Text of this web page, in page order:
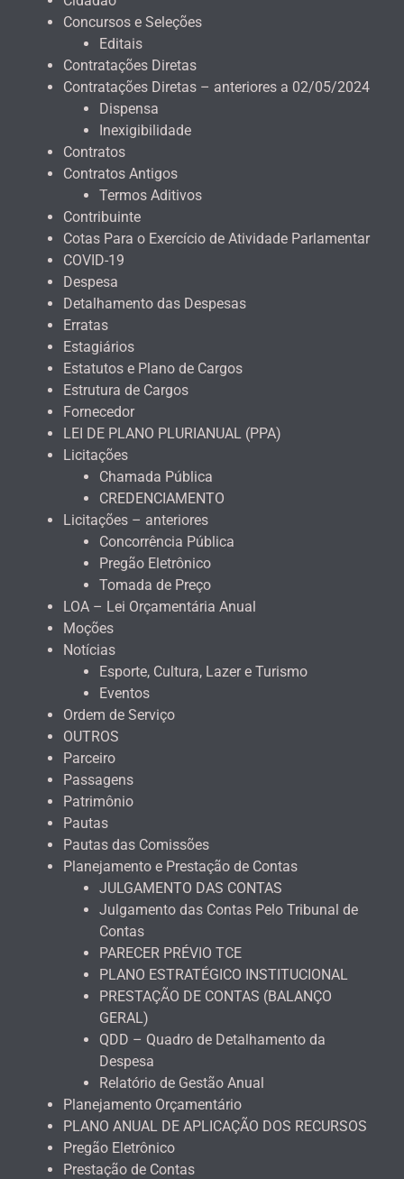
Concursos e Seleções
Editais
Contratações Diretas
Contratações Diretas – anteriores a 02/05/2024
Dispensa
Inexigibilidade
Contratos
Contratos Antigos
Termos Aditivos
Contribuinte
Cotas Para o Exercício de Atividade Parlamentar
COVID-19
Despesa
Detalhamento das Despesas
Erratas
Estagiários
Estatutos e Plano de Cargos
Estrutura de Cargos
Fornecedor
LEI DE PLANO PLURIANUAL (PPA)
Licitações
Chamada Pública
CREDENCIAMENTO
Licitações – anteriores
Concorrência Pública
Pregão Eletrônico
Tomada de Preço
LOA – Lei Orçamentária Anual
Moções
Notícias
Esporte, Cultura, Lazer e Turismo
Eventos
Ordem de Serviço
OUTROS
Parceiro
Passagens
Patrimônio
Pautas
Pautas das Comissões
Planejamento e Prestação de Contas
JULGAMENTO DAS CONTAS
Julgamento das Contas Pelo Tribunal de
Contas
PARECER PRÉVIO TCE
PLANO ESTRATÉGICO INSTITUCIONAL
PRESTAÇÃO DE CONTAS (BALANÇO
GERAL)
QDD – Quadro de Detalhamento da
Despesa
Relatório de Gestão Anual
Planejamento Orçamentário
PLANO ANUAL DE APLICAÇÃO DOS RECURSOS
Pregão Eletrônico
Prestação de Contas